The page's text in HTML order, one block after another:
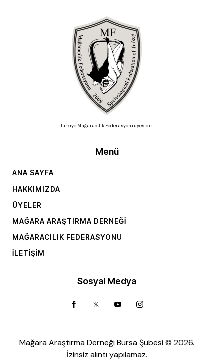
Türkiye Mağaracılık Federasyonu üyesidir.
Menü
ANA SAYFA
HAKKIMIZDA
ÜYELER
MAĞARA ARAŞTIRMA DERNEĞI
MAĞARACILIK FEDERASYONU
İLETIŞIM
Sosyal Medya
Mağara Araştırma Derneği Bursa Şubesi © 2026.
İzinsiz alıntı yapılamaz.